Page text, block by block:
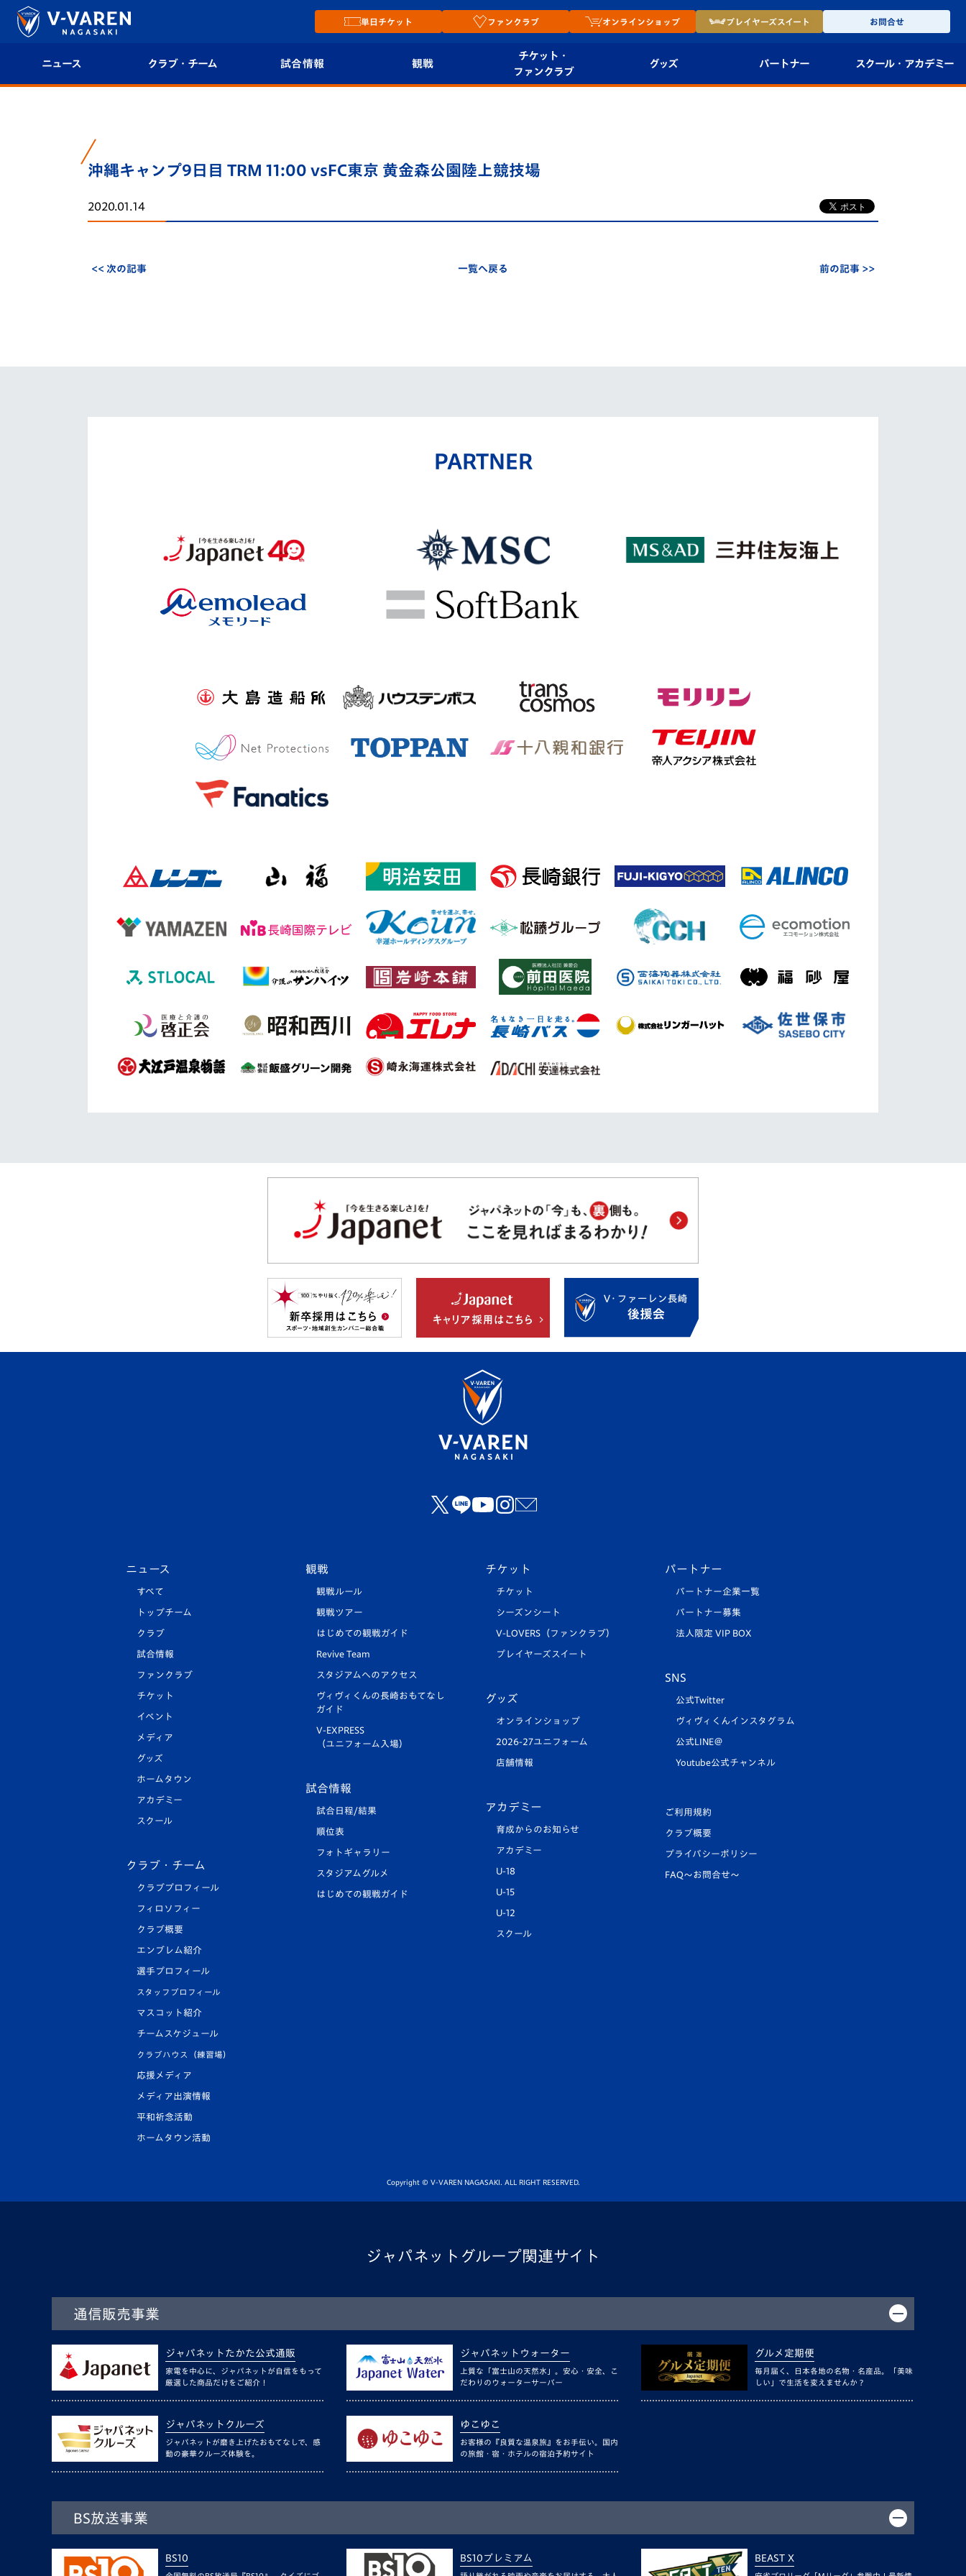
単日チケット ファンクラブ オンラインショップ プレイヤーズスイート お問合せ
ニュース クラブ・チーム
クラブ概要
エンブレム紹介
試合情報
順位表
観戦
チケット・
ファンクラブ
プレイヤーズスイート
グッズ パートナー スクール・ アカデミー
U-12
沖縄キャンプ9日目 TRM 11:00 vsFC東京 黄金森公園陸上競技場
2020.01.14
<< 次の記事 一覧へ戻る 前の記事 >>
PARTNER
ニュース
すべて
トップチーム
クラブ
試合情報
ファンクラブ
チケット
イベント
メディア
グッズ
ホームタウン
アカデミー
スクール
クラブ・チーム
クラブプロフィール
フィロソフィー
クラブ概要
エンブレム紹介
選手プロフィール
スタッフプロフィール
マスコット紹介
チームスケジュール
クラブハウス（練習場）
応援メディア
メディア出演情報
平和祈念活動
ホームタウン活動
観戦
観戦ルール
観戦ツアー
はじめての観戦ガイド
Revive Team
スタジアムへのアクセス
ヴィヴィくんの長崎おもてなし
ガイド
V-EXPRESS
（ユニフォーム入場）
試合情報
試合日程/結果
順位表
フォトギャラリー
スタジアムグルメ
はじめての観戦ガイド
チケット
チケット
シーズンシート
V-LOVERS（ファンクラブ）
プレイヤーズスイート
グッズ
オンラインショップ
2026-27ユニフォーム
店舗情報
アカデミー
育成からのお知らせ
アカデミー
U-18
U-15
U-12
スクール
パートナー
パートナー企業一覧
パートナー募集
法人限定 VIP BOX
SNS
公式Twitter
ヴィヴィくんインスタグラム
公式LINE＠
Youtube公式チャンネル
ご利用規約
クラブ概要
プライバシーポリシー
FAQ〜お問合せ〜
Copyright © V-VAREN NAGASAKI. ALL RIGHT RESERVED.
ジャパネットグループ関連サイト
通信販売事業
ジャパネットたかた公式通販
家電を中心に、ジャパネットが自信をもって
厳選した商品だけをご紹介！
ジャパネットウォーター
上質な「富士山の天然水」。安心・安全、こ
だわりのウォーターサーバー
グルメ定期便
毎月届く、日本各地の名物・名産品。「美味
しい」で生活を変えませんか？
ジャパネットクルーズ
ジャパネットが磨き上げたおもてなしで、感
動の豪華クルーズ体験を。
ゆこゆこ
お客様の『良質な温泉旅』をお手伝い。国内
の旅館・宿・ホテルの宿泊予約サイト
BS放送事業
BS10 BS10プレミアム BEAST X